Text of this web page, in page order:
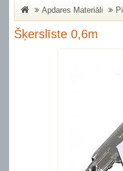
Apdares Materiāli
Šķerslīste 0,6m